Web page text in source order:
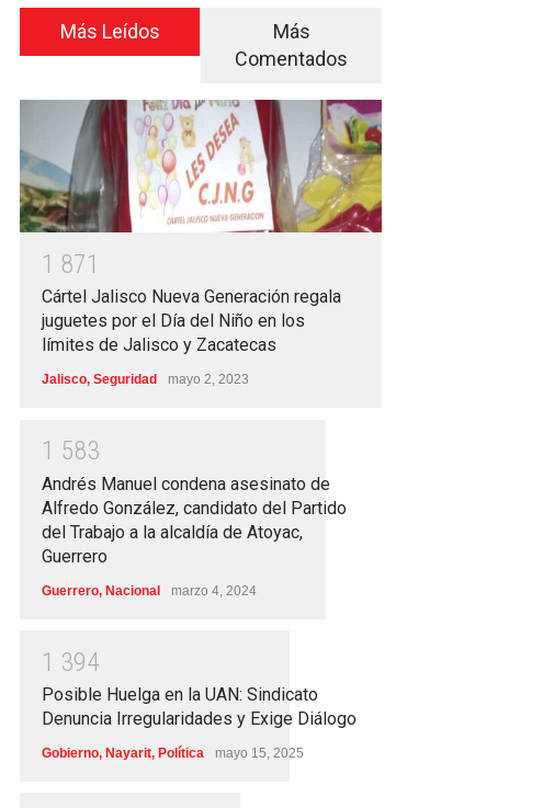
Más Leídos
Más
Comentados
1 871
Cártel Jalisco Nueva Generación regala
juguetes por el Día del Niño en los
límites de Jalisco y Zacatecas
Jalisco, Seguridad mayo 2, 2023
1 583
Andrés Manuel condena asesinato de
Alfredo González, candidato del Partido
del Trabajo a la alcaldía de Atoyac,
Guerrero
Guerrero, Nacional marzo 4, 2024
1 394
Posible Huelga en la UAN: Sindicato
Denuncia Irregularidades y Exige Diálogo
Gobierno, Nayarit, Política mayo 15, 2025